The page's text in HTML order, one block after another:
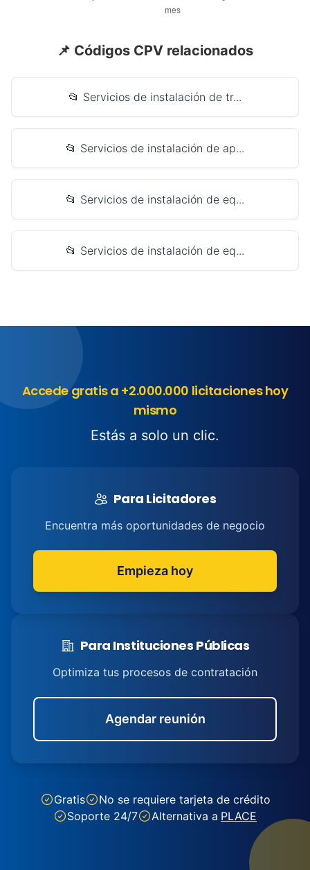
📌 Códigos CPV relacionados
📂 Servicios de instalación de tr...
📂 Servicios de instalación de ap...
📂 Servicios de instalación de eq...
📂 Servicios de instalación de eq...
Accede gratis a +2.000.000 licitaciones hoy
mismo
Estás a solo un clic.
Para Licitadores
Encuentra más oportunidades de negocio
Empieza hoy
Para Instituciones Públicas
Optimiza tus procesos de contratación
Agendar reunión
Gratis
No se requiere tarjeta de crédito
Soporte 24/7
Alternativa a PLACE